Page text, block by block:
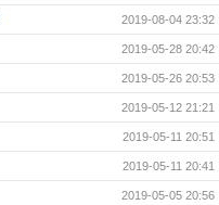
2019-08-04 23:32
2019-05-28 20:42
2019-05-26 20:53
2019-05-12 21:21
2019-05-11 20:51
2019-05-11 20:41
2019-05-05 20:56